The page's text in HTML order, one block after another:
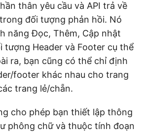
thân yêu cầu và API trả về
đối tượng phản hồi. Nó
năng Đọc, Thêm, Cập nhật
tượng Header và Footer cụ thể
ra, bạn cũng có thể chỉ định
footer khác nhau cho trang
trang lẻ/chẵn.
cho phép bạn thiết lập thông
phông chữ và thuộc tính đoạn